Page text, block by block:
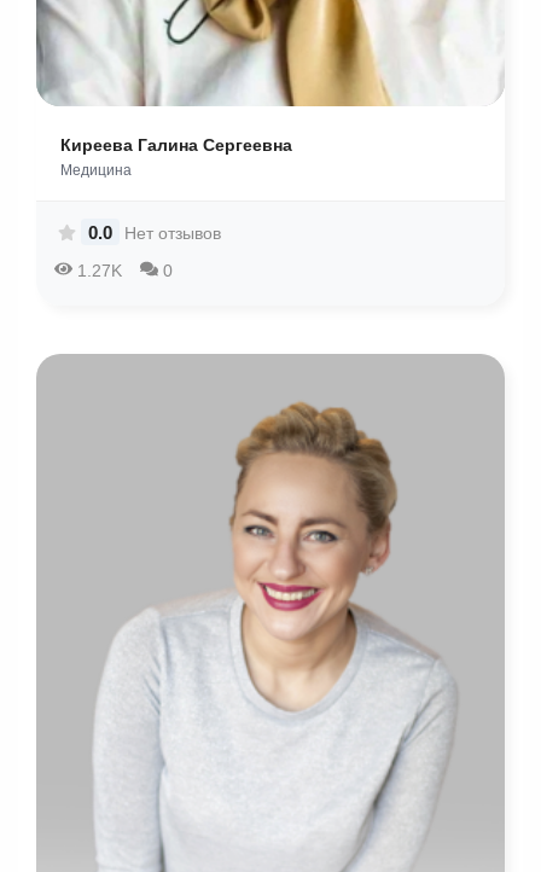
Киреева Галина Сергеевна
Медицина
1.27K 0
0.0 Нет отзывов